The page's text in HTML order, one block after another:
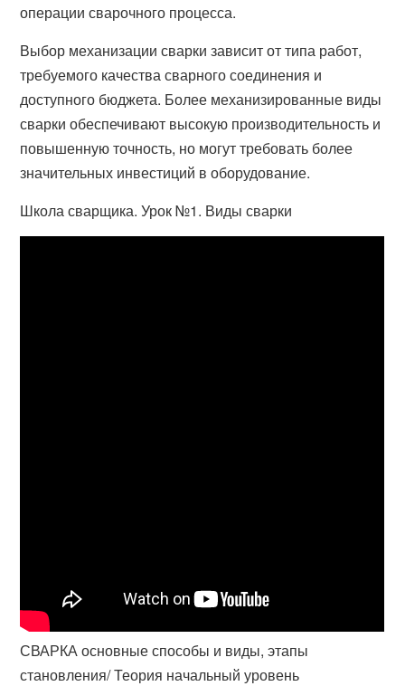
операции сварочного процесса.
Выбор механизации сварки зависит от типа работ,
требуемого качества сварного соединения и
доступного бюджета. Более механизированные виды
сварки обеспечивают высокую производительность и
повышенную точность, но могут требовать более
значительных инвестиций в оборудование.
Школа сварщика. Урок №1. Виды сварки
СВАРКА основные способы и виды, этапы
становления/ Теория начальный уровень